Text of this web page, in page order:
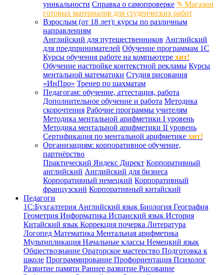
уникальности Справка о самопроверке ✎ Магазин
готовых материалов для студенческих работ
Взрослым (от 18 лет): курсы по различным
направлениям
Английский для путешественников Английский
для предпринимателей Обучение программам 1С
Курсы обучения работе на компьютере хит!
Обучение настройке контекстной рекламы Курсы
ментальной математики Студия рисования
«ИнПро» Тренер по шахматам
Педагогам: обучение, аттестация, работа
Дополнительное обучение и работа Методика
скорочтения Рабочие программы учителям
Методика ментальной арифметики I уровень
Методика ментальной арифметики II уровень
Сертификация по ментальной арифметике хит!
Организациям: корпоративное обучение,
партнёрство
Практический Яндекс Директ Корпоративный
английский Английский для бизнеса
Корпоративный немецкий Корпоративный
французский Корпоративный китайский
Педагоги
1С:Бухгалтерия Английский язык Биология География
Геометрия Информатика Испанский язык История
Китайский язык Коррекция почерка Литература
Логопед Математика Ментальная арифметика
Мультипликация Начальные классы Немецкий язык
Обществознание Ораторское мастерство Подготовка к
школе Программирование Профориентация Психолог
Развитие памяти Раннее развитие Рисование